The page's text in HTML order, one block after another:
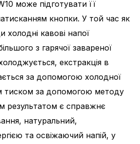
35
може підготувати її
кнопки. У той час як
холодні кавові напої
з гарячої завареної
екстракція в
за допомогою холодної
тиском за допомогою методу
результатом є справжнє
натуральний,
та освіжаючий напій, у